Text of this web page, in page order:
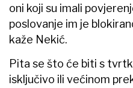
oni koji su imali
poslovanje im je
kaže Nekić.
Pita se što će biti s
isključivo ili većinom